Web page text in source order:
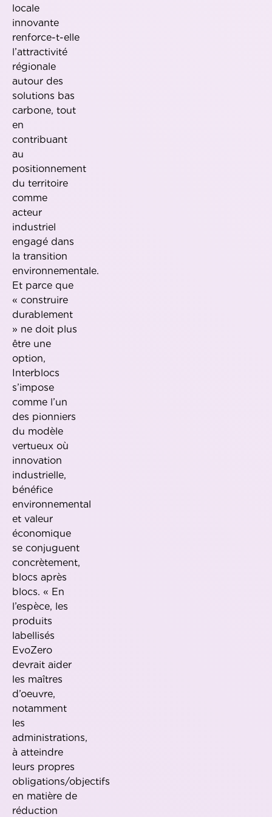
locale
innovante
renforce-t-elle
l’attractivité
régionale
autour des
solutions bas
carbone, tout
en
contribuant
au
positionnement
du territoire
comme
acteur
industriel
engagé dans
la transition
environnementale.
Et parce que
« construire
durablement
» ne doit plus
être une
option,
Interblocs
s’impose
comme l’un
des pionniers
du modèle
vertueux où
innovation
industrielle,
bénéfice
environnemental
et valeur
économique
se conjuguent
concrètement,
blocs après
blocs. « En
l’espèce, les
produits
labellisés
EvoZero
devrait aider
les maîtres
d’oeuvre,
notamment
les
administrations,
à atteindre
leurs propres
obligations/objectifs
en matière de
réduction